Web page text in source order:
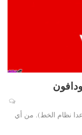
قرش للمكالمة عدا نظام الخط). من أي